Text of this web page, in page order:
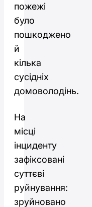
пожежі
було
пошкоджено
й
кілька
сусідніх
домоволодінь.
На
місці
інциденту
зафіксовані
суттєві
руйнування:
зруйновано